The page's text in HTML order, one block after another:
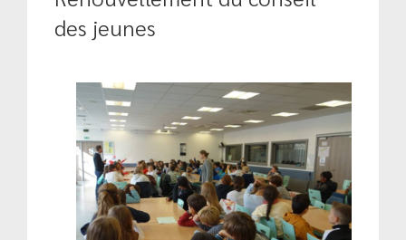
des jeunes